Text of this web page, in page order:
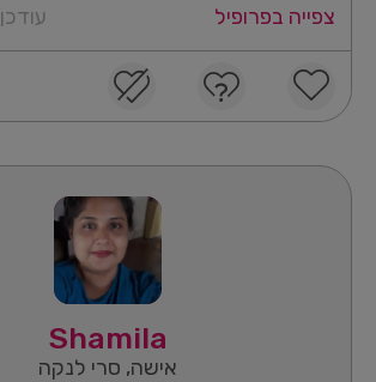
צפייה בפרופיל
עודכן 07.08.2026
Shamila
אישה, סרי לנקה